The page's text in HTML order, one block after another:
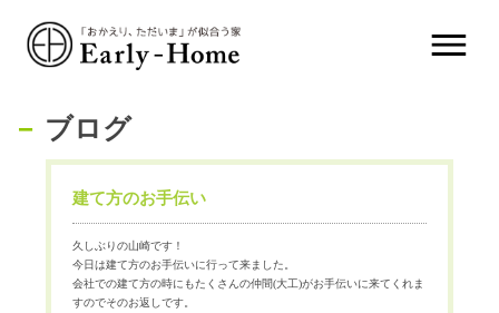
ブログ
建て方のお手伝い
久しぶりの山崎です！
今日は建て方のお手伝いに行って来ました。
会社での建て方の時にもたくさんの仲間(大工)がお手伝いに来てくれま
すのでそのお返しです。